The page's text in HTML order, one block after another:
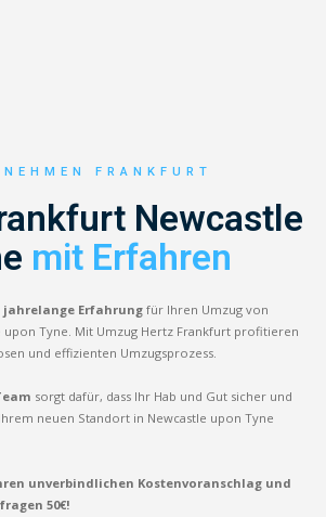
FRANKFURT
Newcastle
mit Erfahren
jahrelange Erfahrung für Ihren Umzug von
upon Tyne. Mit Umzug Hertz Frankfurt profitieren
und effizienten Umzugsprozess.
sorgt dafür, dass Ihr Hab und Gut sicher und
neuen Standort in Newcastle upon Tyne
unverbindlichen Kostenvoranschlag und
50€!